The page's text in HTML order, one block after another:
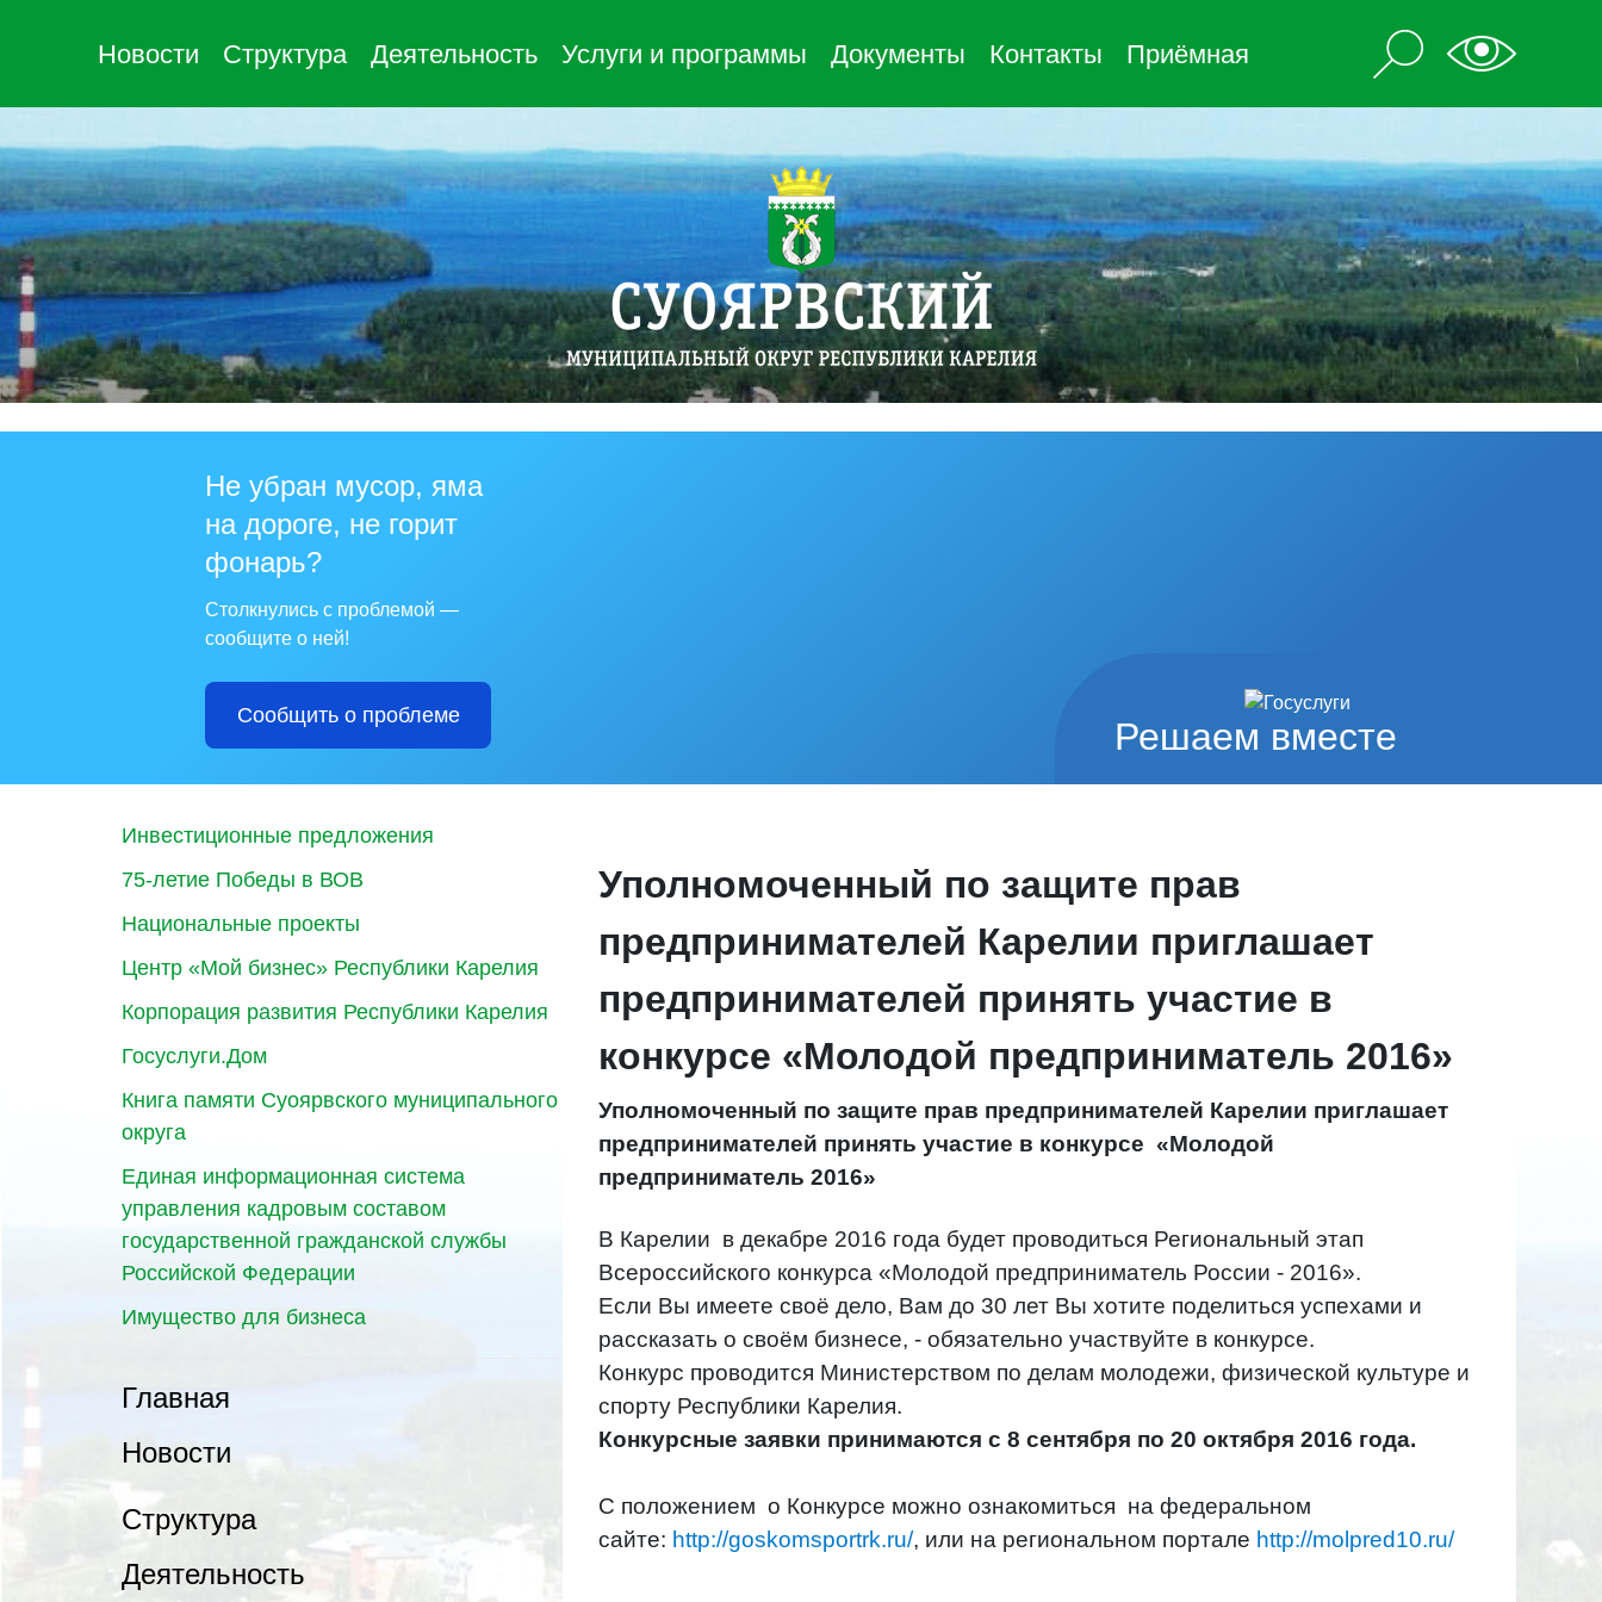
Новости Структура Деятельность Услуги и программы Документы Контакты Приёмная
Решаем вместе
Не убран мусор, яма
на дороге, не горит
фонарь?
Столкнулись с проблемой —
сообщите о ней!
Сообщить о проблеме
Инвестиционные предложения
75-летие Победы в ВОВ
Национальные проекты
Центр «Мой бизнес» Республики Карелия
Корпорация развития Республики Карелия
Госуслуги.Дом
Книга памяти Суоярвского муниципального
округа
Единая информационная система
управления кадровым составом
государственной гражданской службы
Российской Федерации
Имущество для бизнеса
Главная
Новости
Структура
Деятельность
Уполномоченный по защите прав
предпринимателей Карелии приглашает
предпринимателей принять участие в
конкурсе «Молодой предприниматель 2016»
Уполномоченный по защите прав предпринимателей Карелии приглашает
предпринимателей принять участие в конкурсе «Молодой
предприниматель 2016»
В Карелии в декабре 2016 года будет проводиться Региональный этап
Всероссийского конкурса «Молодой предприниматель России - 2016».
Если Вы имеете своё дело, Вам до 30 лет Вы хотите поделиться успехами и
рассказать о своём бизнесе, - обязательно участвуйте в конкурсе.
Конкурс проводится Министерством по делам молодежи, физической культуре и
спорту Республики Карелия.
Конкурсные заявки принимаются с 8 сентября по 20 октября 2016 года.
С положением о Конкурсе можно ознакомиться на федеральном
сайте: http://goskomsportrk.ru/, или на региональном портале http://molpred10.ru/